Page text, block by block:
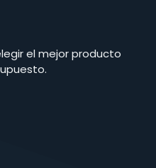
el mejor producto